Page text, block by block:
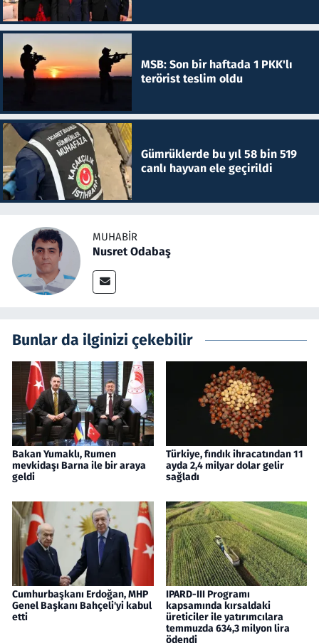
MSB: Son bir haftada 1 PKK'lı
terörist teslim oldu
Gümrüklerde bu yıl 58 bin 519
canlı hayvan ele geçirildi
MUHABIR
Nusret Odabaş
Bunlar da ilginizi çekebilir
Bakan Yumaklı, Rumen
mevkidaşı Barna ile bir araya
geldi
Türkiye, fındık ihracatından 11
ayda 2,4 milyar dolar gelir
sağladı
Cumhurbaşkanı Erdoğan, MHP
Genel Başkanı Bahçeli'yi kabul
etti
IPARD-III Programı
kapsamında kırsaldaki
üreticiler ile yatırımcılara
temmuzda 634,3 milyon lira
ödendi